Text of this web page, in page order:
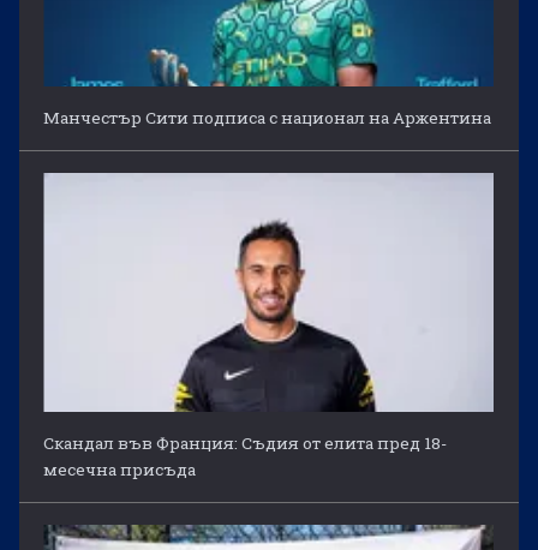
Манчестър Сити подписа с национал на Аржентина
Скандал във Франция: Съдия от елита пред 18-
месечна присъда